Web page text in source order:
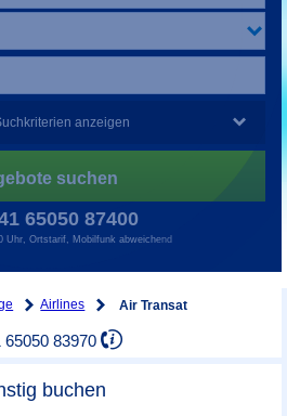
anzeigen
suchen
65050 87400
Uhr, Ortstarif, Mobilfunk abweichend
Airlines Air Transat
65050 83970
buchen